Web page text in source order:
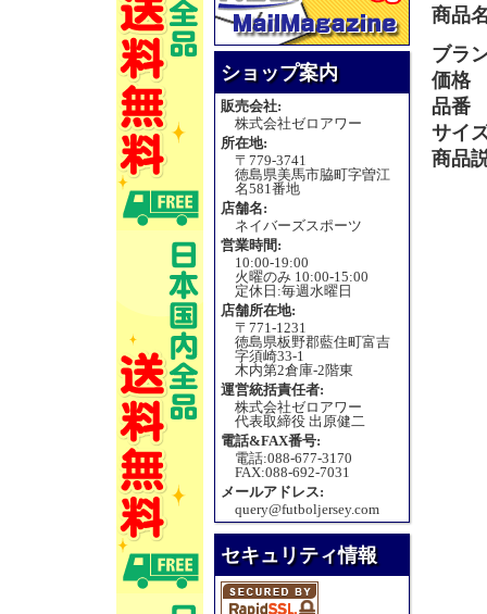
ショップ案内
販売会社:
株式会社ゼロアワー
所在地:
〒779-3741
徳島県美馬市脇町字曽江
名581番地
店舗名:
ネイバーズスポーツ
営業時間:
10:00-19:00
火曜のみ 10:00-15:00
定休日:毎週水曜日
店舗所在地:
〒771-1231
徳島県板野郡藍住町富吉
字須崎33-1
木内第2倉庫-2階東
運営統括責任者:
株式会社ゼロアワー
代表取締役 出原健二
電話&FAX番号:
電話:088-677-3170
FAX:088-692-7031
メールアドレス:
query@futboljersey.com
セキュリティ情報
商品
ブラ
価格
品番
サイ
商品